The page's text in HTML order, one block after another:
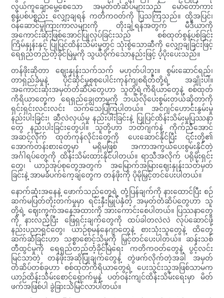
လွယ်ကူချောမွေ့စေသော အမှတ်တံဆိပ်များသည် မော်တော်ကား
စွန့်ပစ်ပစ္စည်း လျှော့ချရန် ကတိကဝတ်ကို ပြသကြသည်။ ထို့အပြင်၊
ဝန်ဆောင်မှုကြားကာလများကို တိုးချဲ့ရန်အတွက် မီဒီယာကို
အကောင်းဆုံးဖြစ်အောင်ပြုလုပ်ခြင်းသည် စစ်ထုတ်စွန့်ပစ်ခြင်း
ကြိမ်နှုန်းနှင့် ပြုပြင်ထိန်းသိမ်းမှုတွင် သုံးစွဲသောဆီကို လျှော့ချခြင်းဖြင့်
ရေရှည်တည်တံ့ခိုင်မြဲမှုကို သွယ်ဝိုက်သောနည်းဖြင့် ပံ့ပိုးပေးသည်။
တန်ဖိုးဆိုတာ ဈေးနှုန်းသက်သက် မဟုတ်ပါဘူး။ စွမ်းဆောင်ရည်၊
တာရှည်ခံမှုနဲ့ ပိုင်ဆိုင်မှုစုစုပေါင်းကုန်ကျစရိတ်တို့ရဲ့ အချိုးပါ။
အကောင်းဆုံးအမှတ်တံဆိပ်တွေဟာ သူတို့ရဲ့ကိရိယာတွေနဲ့ စစ်ထုတ်
ကိရိယာတွေက ရေရှည်ချွေတာမှုကို ဘယ်လိုပေးစွမ်းတယ်ဆိုတာကို
ရှင်းရှင်းလင်းလင်း သက်သေပြကြပါတယ်။ အင်ဂျင်ဟောင်းနွမ်းမှု
နည်းပါးခြင်း၊ ဆီလဲလှယ်မှု နည်းပါးခြင်းနဲ့ ပြုပြင်ထိန်းသိမ်းမှုပြဿနာ
တွေ နည်းပါးခြင်းတွေပါ။ သူတို့ဟာ ဘတ်ဂျက်နဲ့ ကိုက်ညီအောင်
အဆင့်လိုက် ထုတ်ကုန်လိုင်းတွေကို ပေးဆောင်နိုင်ပြီး ၎င်းတို့၏
အောက်တန်းစားတွေမှာ မရှိမဖြစ် အကာအကွယ်ပေးစွမ်းနိုင်တဲ့
အင်္ဂါရပ်တွေကို ထိန်းသိမ်းထားနိုင်ပါတယ်။ ရာသီအလိုက် ပရိုမိုးရှင်း
တွေ၊ ယာဉ်အုပ်စုတွေအတွက် အမြောက်အမြားဈေးနှုန်းသတ်မှတ်
ခြင်းနဲ့ အာမခံပက်ကေ့ချ်တွေက တန်ဖိုးကို ပိုမိုမြှင့်တင်ပေးပါတယ်။
နောက်ဆုံးအနေနဲ့ ဖောက်သည်တွေရဲ့ တုံ့ပြန်ချက်ကို နားထောင်ပြီး စဉ်
ဆက်မပြတ်တိုးတက်မှုမှာ ရင်းနှီးမြှုပ်နှံတဲ့ အမှတ်တံဆိပ်တွေဟာ သူ
တို့ရဲ့ ဈေးကွက်အနေအထားကို အားကောင်းစေပါတယ်။ ပြဿနာတွေ
ကို နားလည်ပြီး ဖြေရှင်းချက်တွေကို ထပ်ခါတလဲလဲ လုပ်ဆောင်ဖို့
နည်းပညာရှင်တွေ၊ ယာဉ်စုမန်နေဂျာတွေနဲ့ စားသုံးသူတွေနဲ့ ထိတွေ့
ဆက်ဆံခြင်းဟာ သစ္စာစောင့်သိမှုကို မြှင့်တင်ပေးပါတယ်။ ဆန်းသစ်
တီထွင်မှုကို ရေရှည်တည်တံ့ခိုင်မြဲရေး ကတိကဝတ်တွေနဲ့ ပွင့်လင်း
မြင်သာတဲ့ တန်ဖိုးအဆိုပြုချက်တွေနဲ့ တွဲဖက်လိုက်တဲ့အခါ အမှတ်
တံဆိပ်တစ်ခုဟာ စစ်ထုတ်ကိရိယာတွေရဲ့ ပေးသွင်းသူအဖြစ်သာမက
ယာဉ်ထိန်းသိမ်းစောင့်ရှောက်မှုနဲ့ ပတ်ဝန်းကျင်ထိန်းသိမ်းရေးမှာ မိတ်
ဖက်အဖြစ်ပါ ခွဲခြားသိမြင်လာပါတယ်။